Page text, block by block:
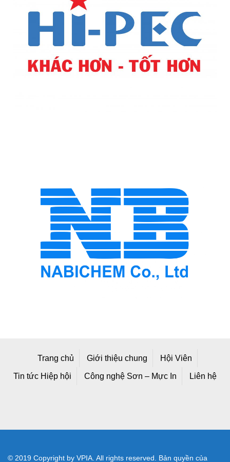
Trang chủ Giới thiệu chung Hội Viên
Tin tức Hiệp hội Công nghệ Sơn – Mực In Liên hệ
© 2019 Copyright by VPIA. All rights reserved. Bản quyền của